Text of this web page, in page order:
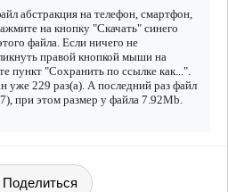
абстракция на телефон, смартфон,
на кнопку "Скачать" синего
файла. Если ничего не
правой кнопкой мыши на
пункт "Сохранить по ссылке как...".
уже 229 раз(а). А последний раз файл
при этом размер у файла 7.92Mb.
Поделиться